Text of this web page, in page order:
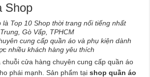
Shop
cung cấp quần áo và phụ kiện dành
nhiều khách hàng yêu thích
chuỗi cửa hàng chuyên cung cấp quần áo
phái mạnh. Sản phẩm tạishop quần áo